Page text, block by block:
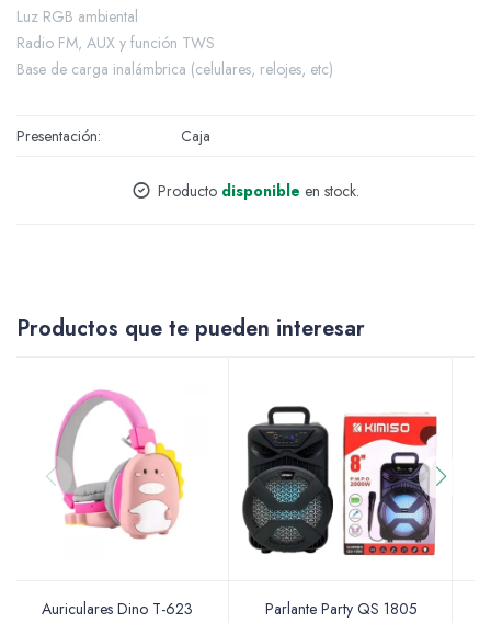
Luz RGB ambiental
Radio FM, AUX y función TWS
Base de carga inalámbrica (celulares, relojes, etc)
Presentación Caja
Producto disponible en stock.
Productos que te pueden interesar
Auriculares Dino T-623
Parlante Party QS 1805
Accesorios
Varios
Pinceles